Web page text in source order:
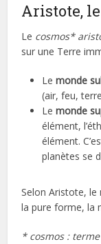
Aristote,
Le cosmos*
sur une Terre
Lemonde
(air, feu,
Lemonde
élément,
élément.
planètes se
Selon Aristote,
la pure forme, la
* cosmos :